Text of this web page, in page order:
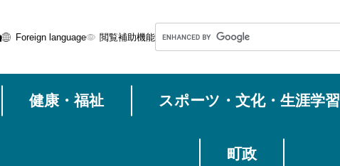
Foreign language 閲覧補助機能
o
健康・福祉 スポーツ・文化・生涯学習
町政